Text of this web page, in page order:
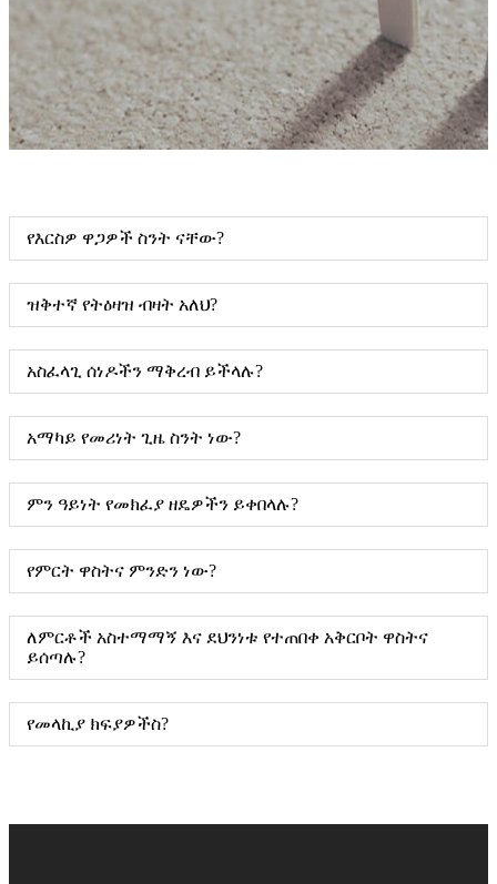
የእርስዎ ዋጋዎች ስንት ናቸው?
ዝቅተኛ የትዕዛዝ ብዛት አለህ?
አስፈላጊ ሰነዶችን ማቅረብ ይችላሉ?
አማካይ የመሪነት ጊዜ ስንት ነው?
ምን ዓይነት የመክፈያ ዘዴዎችን ይቀበላሉ?
የምርት ዋስትና ምንድን ነው?
ለምርቶች አስተማማኝ እና ደህንነቱ የተጠበቀ አቅርቦት ዋስትና
ይሰጣሉ?
የመላኪያ ክፍያዎችስ?